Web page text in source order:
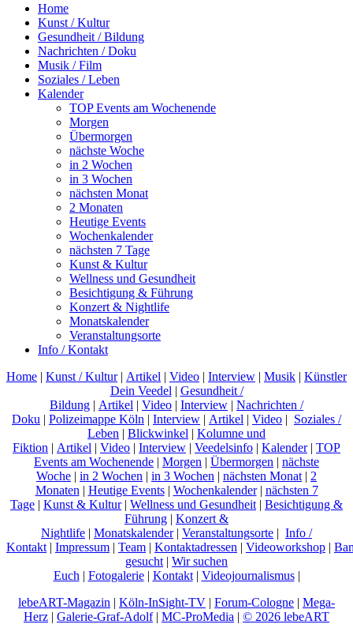
Home
Kunst / Kultur
Gesundheit / Bildung
Nachrichten / Doku
Musik / Film
Soziales / Leben
Kalender
TOP Events am Wochenende
Morgen
Übermorgen
nächste Woche
in 2 Wochen
in 3 Wochen
nächsten Monat
2 Monaten
Heutige Events
Wochenkalender
nächsten 7 Tage
Kunst & Kultur
Wellness und Gesundheit
Besichtigung & Führung
Konzert & Nightlife
Monatskalender
Veranstaltungsorte
Info / Kontakt
Home | Kunst / Kultur| Artikel | Video | Interview | Musik | Künstler
Dein Veedel | Gesundheit /
Bildung | Artikel | Video | Interview | Nachrichten /
Doku | Polizeimappe Köln | Interview | Artikel | Video | Soziales /
Leben | Blickwinkel | Kolumne und
Fiktion | Artikel | Video | Interview | Veedelsinfo | Kalender| TOP
Events am Wochenende | Morgen | Übermorgen | nächste
Woche | in 2 Wochen | in 3 Wochen | nächsten Monat | 2
Monaten | Heutige Events| Wochenkalender| nächsten 7
Tage | Kunst & Kultur| Wellness und Gesundheit | Besichtigung &
Führung | Konzert &
Nightlife | Monatskalender| Veranstaltungsorte | Info /
Kontakt | Impressum | Team | Kontaktadressen | Videoworkshop |
gesucht | Wir suchen
Euch | Fotogalerie| Kontakt| Videojournalismus|
lebeART-Magazin | Köln-InSight-TV | Forum-Cologne | Mega-
Herz | Galerie-Graf-Adolf| MC-ProMedia | © 2026 lebeART